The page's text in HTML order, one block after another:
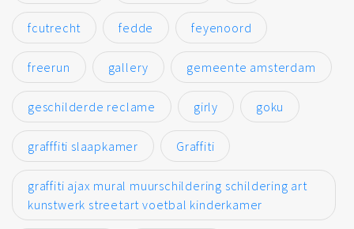
fcutrecht fedde feyenoord
freerun gallery gemeente amsterdam
geschilderde reclame girly goku
grafffiti slaapkamer Graffiti
graffiti ajax mural muurschildering schildering art
kunstwerk streetart voetbal kinderkamer